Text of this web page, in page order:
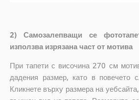
2) Самозалепващи се
използва изрязана част от мотива
При тапети с височина 270 см
дадения размер, като в повечето
Кликнете върху размера на